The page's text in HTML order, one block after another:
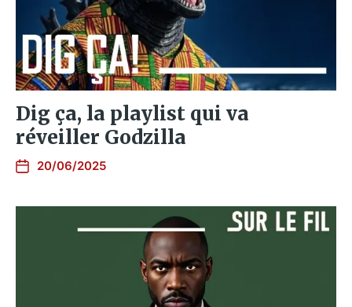
Dig ça, la playlist qui va
réveiller Godzilla
20/06/2025